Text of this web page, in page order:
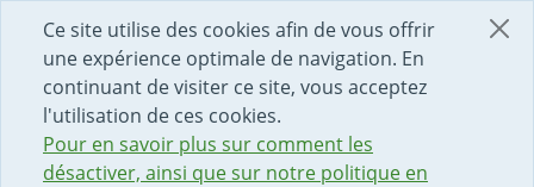
Ce site utilise des cookies afin de vous offrir
une expérience optimale de navigation. En
continuant de visiter ce site, vous acceptez
l'utilisation de ces cookies.
Pour en savoir plus sur comment les
désactiver, ainsi que sur notre politique en
DÉBUT DU CONTENU DE LA PAGE
ACCÈS AU CHAMP DE RECHERCHE
PAGE D'ACCUEIL
FORMULAIRE DE CONTACT